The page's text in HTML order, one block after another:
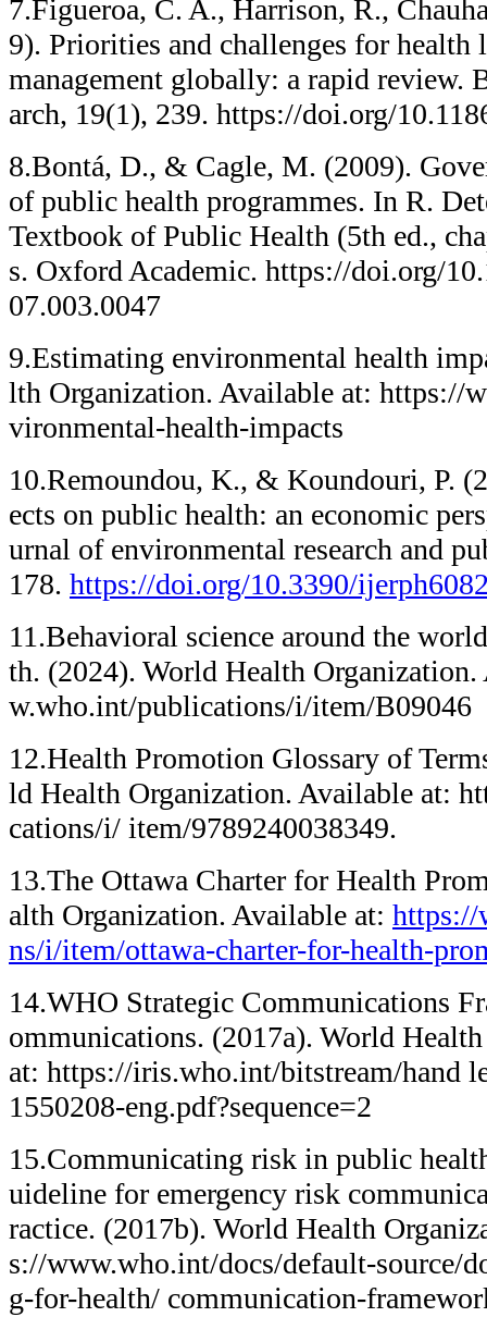
7.Figueroa, C. A., Harrison, R.,
9). Priorities and challenges for health
management globally: a rapid review.
arch, 19(1), 239. https://doi.org/
8.Bontá, D., & Cagle, M. (2009).
of public health programmes. In R.
Textbook of Public Health (5th ed.,
s. Oxford Academic. https://doi.org/
07.003.0047
9.Estimating environmental health
lth Organization. Available at: https://
vironmental-health-impacts
10.Remoundou, K., & Koundouri, P.
ects on public health: an economic
urnal of environmental research and
178. https://doi.org/10.3390/
11.Behavioral science around the
th. (2024). World Health
w.who.int/publications/i/item/B09046
12.Health Promotion Glossary of
ld Health Organization. Available at:
cations/i/ item/9789240038349.
13.The Ottawa Charter for Health
alth Organization. Available at:
ns/i/item/ottawa-charter-for-health-
14.WHO Strategic Communications
ommunications. (2017a). World
at: https://iris.who.int/bitstream/hand
1550208-eng.pdf?sequence=2
15.Communicating risk in public
uideline for emergency risk
ractice. (2017b). World Health
s://www.who.int/docs/default-source/
g-for-health/ communication-